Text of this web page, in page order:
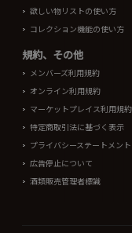
欲しい物リストの使い方
コレクション機能の使い方
規約、その他
メンバーズ利用規約
オンライン利用規約
マーケットプレイス利用規約
特定商取引法に基づく表示
プライバシーステートメント
広告停止について
酒類販売管理者標識